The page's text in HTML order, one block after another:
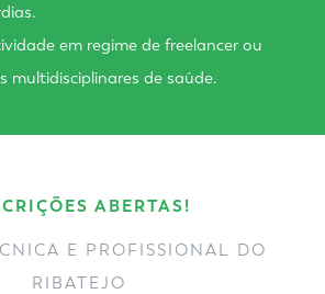
em regime de freelancer ou
multidisciplinares de saúde.
ABERTAS!
E PROFISSIONAL DO
RIBATEJO